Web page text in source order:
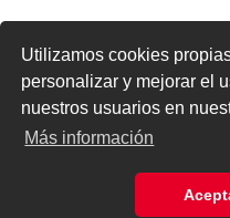
Utilizamos cookies
personalizar y mejorar el
nuestros usuarios en
Más información
Mujeres
© 2026 Todos los derechos
o parcial, incluyendo